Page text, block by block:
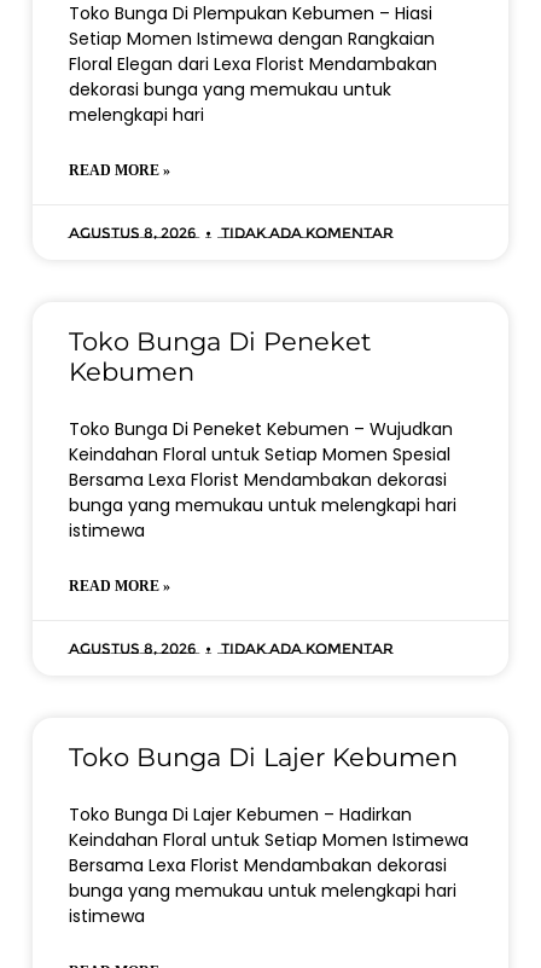
Toko Bunga Di Plempukan Kebumen – Hiasi
Setiap Momen Istimewa dengan Rangkaian
Floral Elegan dari Lexa Florist Mendambakan
dekorasi bunga yang memukau untuk
melengkapi hari
READ MORE »
Agustus 8, 2026 Tidak ada komentar
Toko Bunga Di Peneket
Kebumen
Toko Bunga Di Peneket Kebumen – Wujudkan
Keindahan Floral untuk Setiap Momen Spesial
Bersama Lexa Florist Mendambakan dekorasi
bunga yang memukau untuk melengkapi hari
istimewa
READ MORE »
Agustus 8, 2026 Tidak ada komentar
Toko Bunga Di Lajer Kebumen
Toko Bunga Di Lajer Kebumen – Hadirkan
Keindahan Floral untuk Setiap Momen Istimewa
Bersama Lexa Florist Mendambakan dekorasi
bunga yang memukau untuk melengkapi hari
istimewa